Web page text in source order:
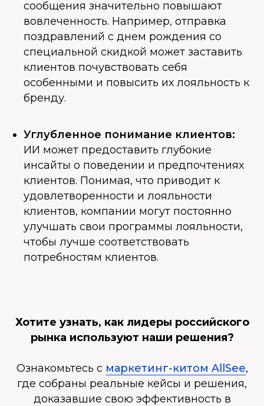
сообщения значительно повышают
вовлеченность. Например, отправка
поздравлений с днем рождения со
специальной скидкой может заставить
клиентов почувствовать себя
особенными и повысить их лояльность к
бренду.
Углубленное понимание клиентов:
ИИ может предоставить глубокие
инсайты о поведении и предпочтениях
клиентов. Понимая, что приводит к
удовлетворенности и лояльности
клиентов, компании могут постоянно
улучшать свои программы лояльности,
чтобы лучше соответствовать
потребностям клиентов.
Хотите узнать, как лидеры российского
рынка используют наши решения?
Ознакомьтесь с маркетинг-китом AllSee,
где собраны реальные кейсы и решения,
доказавшие свою эффективность в